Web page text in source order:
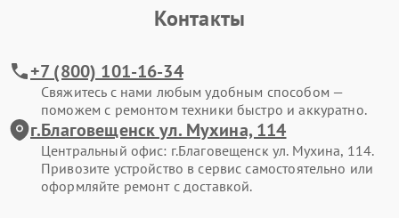
Контакты
+7 (800) 101-16-34
Свяжитесь с нами любым удобным способом —
поможем с ремонтом техники быстро и аккуратно.
г.Благовещенск ул. Мухина, 114
Центральный офис: г.Благовещенск ул. Мухина, 114.
Привозите устройство в сервис самостоятельно или
оформляйте ремонт с доставкой.